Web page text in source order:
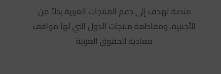
منصة تهدف إلى دعم المنتجات العربية بدلاً من
الأجنبية، ومقاطعة منتجات الدول التي لها مواقف
معادية للحقوق العربية